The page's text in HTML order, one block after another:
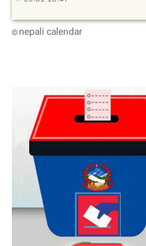
© nepali calendar